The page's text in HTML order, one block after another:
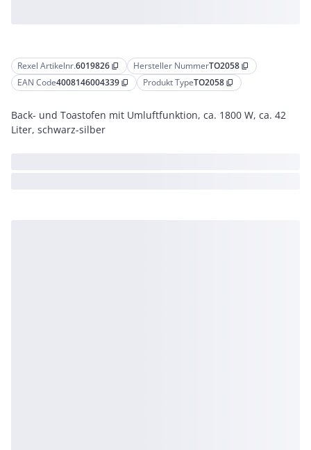
Rexel Artikelnr.6019826 content_copy Hersteller NummerTO2058 content_copy
EAN Code4008146004339 content_copy Produkt TypeTO2058 content_copy
Back- und Toastofen mit Umluftfunktion, ca. 1800 W, ca. 42
Liter, schwarz-silber